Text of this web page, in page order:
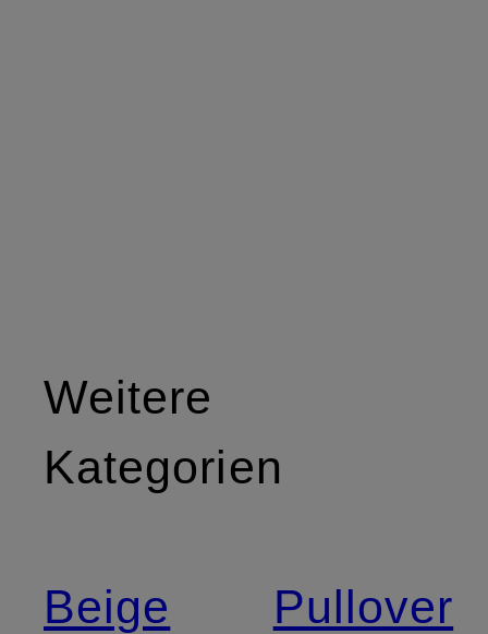
Weitere
Kategorien
Beige
Pullover